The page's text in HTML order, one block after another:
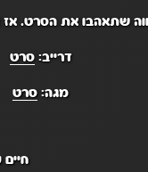
שתאהבו את הסרט. אז
דרייב:סרט
מגה:סרט